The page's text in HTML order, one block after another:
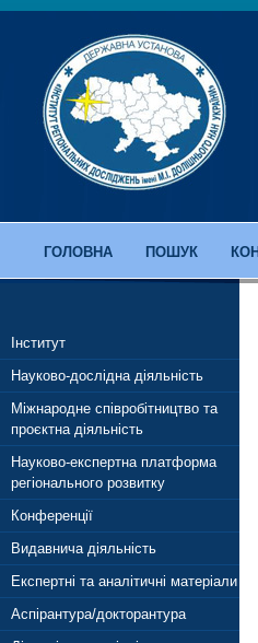
ГОЛОВНА ПОШУК
Інститут
Науково-дослідна діяльність
Міжнародне співробітництво та
проєктна діяльність
Науково-експертна платформа
регіонального розвитку
Конференції
Видавнича діяльність
Експертні та аналітичні матеріали
Аспірантура/докторантура